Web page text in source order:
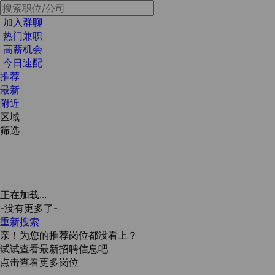
加入群聊
热门兼职
高薪机会
今日速配
推荐
最新
附近
区域
筛选
正在加载...
-没有更多了-
重新搜索
亲！为您的推荐岗位都没看上？
试试查看最新招聘信息吧
点击查看更多岗位